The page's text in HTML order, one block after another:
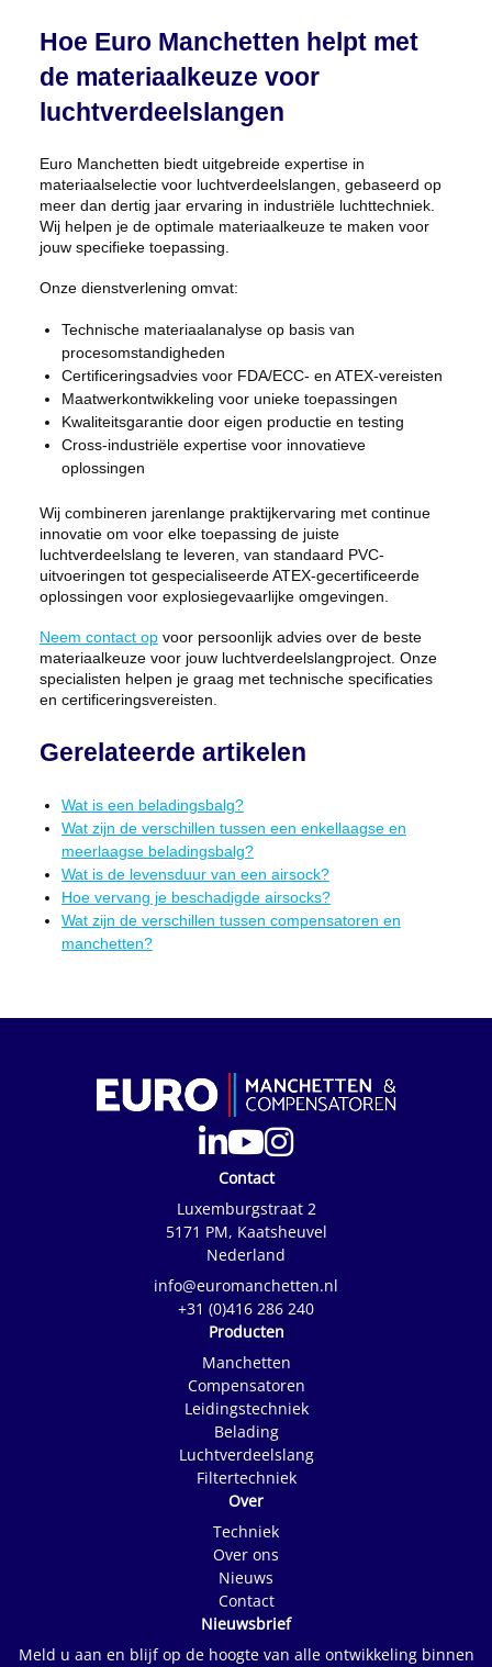
Hoe Euro Manchetten helpt met
de materiaalkeuze voor
luchtverdeelslangen
Euro Manchetten biedt uitgebreide expertise in
materiaalselectie voor luchtverdeelslangen, gebaseerd op
meer dan dertig jaar ervaring in industriële luchttechniek.
Wij helpen je de optimale materiaalkeuze te maken voor
jouw specifieke toepassing.
Onze dienstverlening omvat:
Technische materiaalanalyse op basis van
procesomstandigheden
Certificeringsadvies voor FDA/ECC- en ATEX-vereisten
Maatwerkontwikkeling voor unieke toepassingen
Kwaliteitsgarantie door eigen productie en testing
Cross-industriële expertise voor innovatieve
oplossingen
Wij combineren jarenlange praktijkervaring met continue
innovatie om voor elke toepassing de juiste
luchtverdeelslang te leveren, van standaard PVC-
uitvoeringen tot gespecialiseerde ATEX-gecertificeerde
oplossingen voor explosiegevaarlijke omgevingen.
Neem contact opvoor persoonlijk advies over de beste
materiaalkeuze voor jouw luchtverdeelslangproject. Onze
specialisten helpen je graag met technische specificaties
en certificeringsvereisten.
Gerelateerde artikelen
Wat is een beladingsbalg?
Wat zijn de verschillen tussen een enkellaagse en
meerlaagse beladingsbalg?
Wat is de levensduur van een airsock?
Hoe vervang je beschadigde airsocks?
Wat zijn de verschillen tussen compensatoren en
manchetten?
Contact
Luxemburgstraat 2
5171 PM, Kaatsheuvel
Nederland
info@euromanchetten.nl
+31 (0)416 286 240
Producten
Manchetten
Compensatoren
Leidingstechniek
Belading
Luchtverdeelslang
Filtertechniek
Over
Techniek
Over ons
Nieuws
Contact
Nieuwsbrief
Meld u aan en blijf op de hoogte van alle ontwikkeling binnen